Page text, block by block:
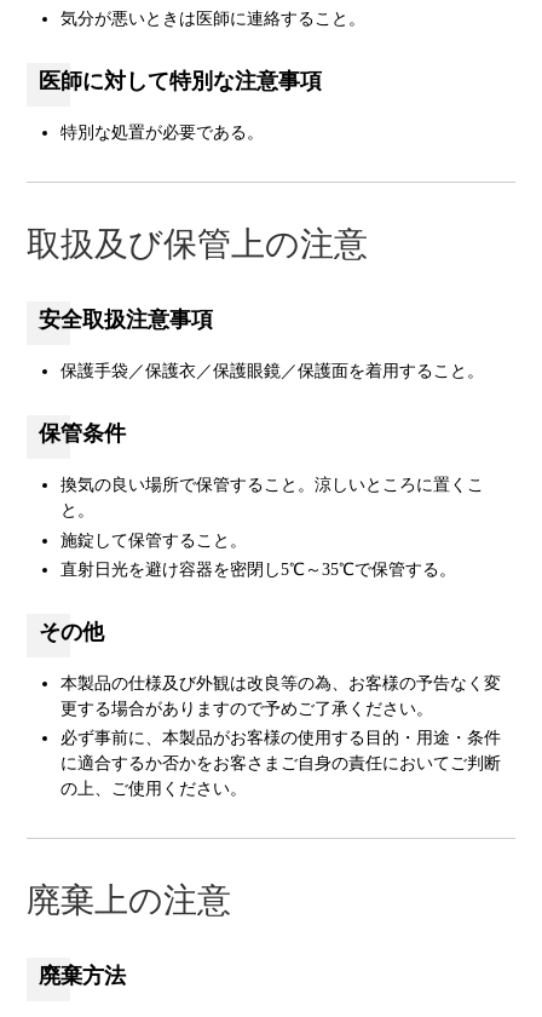
気分が悪いときは医師に連絡すること。
医師に対して特別な注意事項
特別な処置が必要である。
取扱及び保管上の注意
安全取扱注意事項
保護手袋／保護衣／保護眼鏡／保護面を着用すること。
保管条件
換気の良い場所で保管すること。涼しいところに置くこ
と。
施錠して保管すること。
直射日光を避け容器を密閉し5℃～35℃で保管する。
その他
本製品の仕様及び外観は改良等の為、お客様の予告なく変
更する場合がありますので予めご了承ください。
必ず事前に、本製品がお客様の使用する目的・用途・条件
に適合するか否かをお客さまご自身の責任においてご判断
の上、ご使用ください。
廃棄上の注意
廃棄方法